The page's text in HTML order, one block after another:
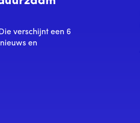
verschijnt een 6
en